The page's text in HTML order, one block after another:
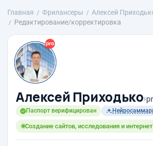
Главная Фрилансеры Алексей
Редактирование/корректировка
Алексей Приходько›
Паспорт верифицирован
Создание сайтов, исследования и